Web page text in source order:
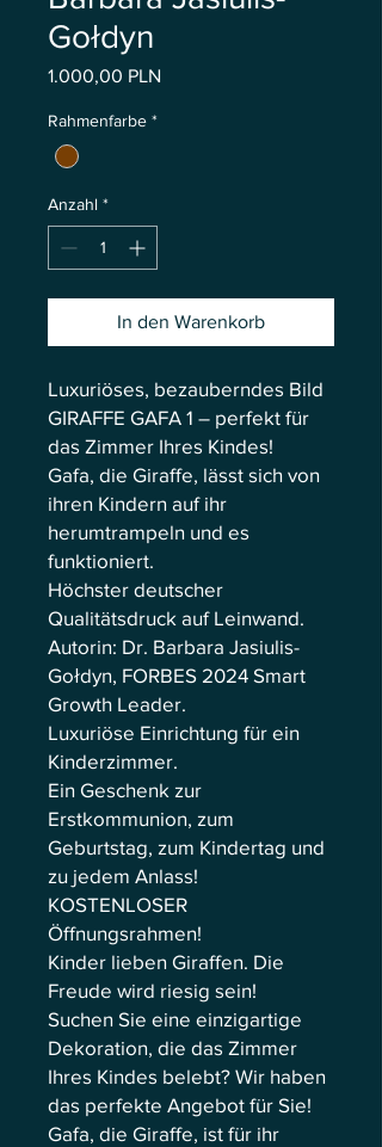
Gołdyn
1.000,00 PLN
Rahmenfarbe *
Anzahl *
In den Warenkorb
Luxuriöses, bezauberndes Bild
GIRAFFE GAFA 1 – perfekt für
das Zimmer Ihres Kindes!
Gafa, die Giraffe, lässt sich von
ihren Kindern auf ihr
herumtrampeln und es
funktioniert.
Höchster deutscher
Qualitätsdruck auf Leinwand.
Autorin: Dr. Barbara Jasiulis-
Gołdyn, FORBES 2024 Smart
Growth Leader.
Luxuriöse Einrichtung für ein
Kinderzimmer.
Ein Geschenk zur
Erstkommunion, zum
Geburtstag, zum Kindertag und
zu jedem Anlass!
KOSTENLOSER
Öffnungsrahmen!
Kinder lieben Giraffen. Die
Freude wird riesig sein!
Suchen Sie eine einzigartige
Dekoration, die das Zimmer
Ihres Kindes belebt? Wir haben
das perfekte Angebot für Sie!
Gafa, die Giraffe, ist für ihr